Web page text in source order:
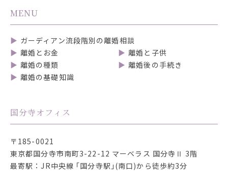
MENU
ガーディアン流段階別の離婚相談
離婚とお金
離婚と子供
離婚の種類
離婚後の手続き
離婚の基礎知識
国分寺オフィス
〒185-0021
東京都国分寺市南町3-22-12 マーベラス 国分寺Ⅱ 3階
最寄駅：JR中央線 ｢国分寺駅｣(南口)から徒歩約3分